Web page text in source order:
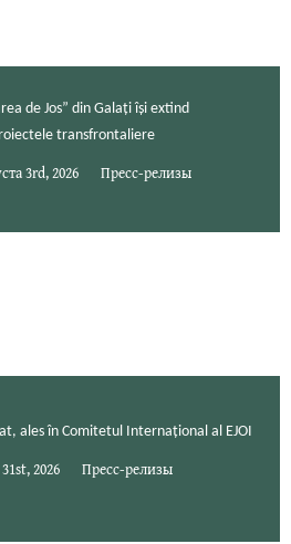
de Jos” din Galați își extind
transfrontaliere
3rd, 2026 Пресс-релизы
ales în Comitetul Internațional al EJOI
2026 Пресс-релизы